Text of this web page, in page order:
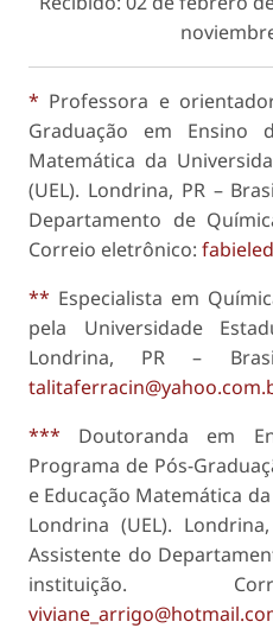
* Professora e
Graduação em Ensino
Matemática da
(UEL). Londrina, PR –
Departamento de
Correio eletrônico:
** Especialista em
pela Universidade
Londrina, PR –
*** Doutoranda em
Programa de Pós-
e Educação Matemática
Londrina (UEL).
Assistente do
instituição.